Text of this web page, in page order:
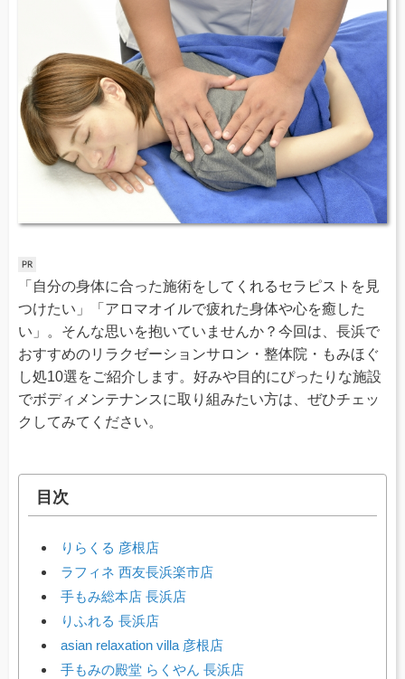
「自分の身体に合った施術をしてくれるセラピストを見
つけたい」「アロマオイルで疲れた身体や心を癒した
い」。そんな思いを抱いていませんか？今回は、長浜で
おすすめのリラクゼーションサロン・整体院・もみほぐ
し処10選をご紹介します。好みや目的にぴったりな施設
でボディメンテナンスに取り組みたい方は、ぜひチェッ
クしてみてください。
目次
りらくる 彦根店
ラフィネ 西友長浜楽市店
手もみ総本店 長浜店
りふれる 長浜店
asian relaxation villa 彦根店
手もみの殿堂 らくやん 長浜店